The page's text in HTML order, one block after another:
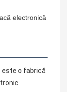
este o fabrică